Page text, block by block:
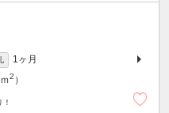
1ヶ月
2 ）